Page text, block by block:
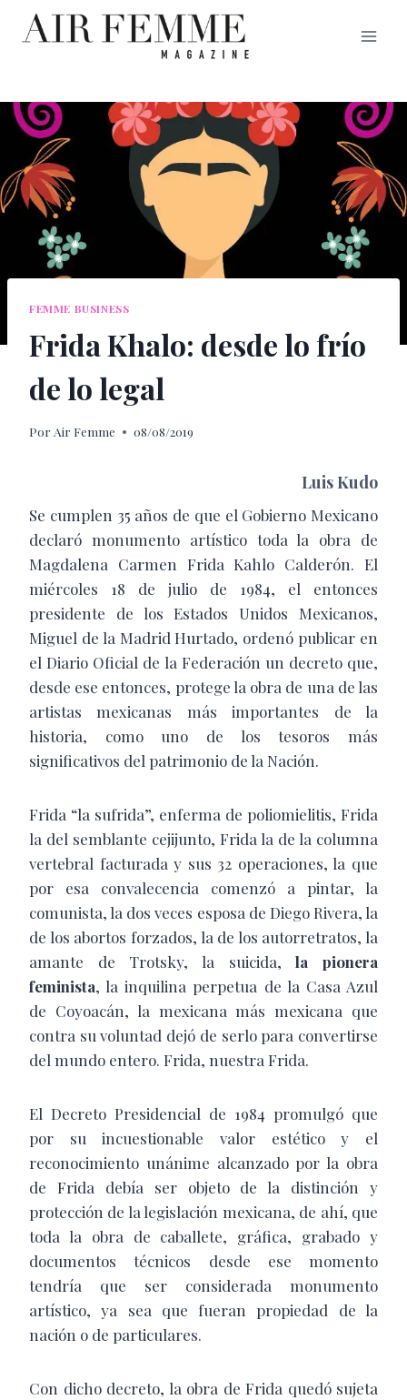
Saltar
FEMME BUSINESS
Frida Khalo: desde lo frío
de lo legal
Por Air Femme 08/08/2019
Luis Kudo
Se cumplen 35 años de que el Gobierno Mexicano
declaró monumento artístico toda la obra de
Magdalena Carmen Frida Kahlo Calderón. El
miércoles 18 de julio de 1984, el entonces
presidente de los Estados Unidos Mexicanos,
Miguel de la Madrid Hurtado, ordenó publicar en
el Diario Oficial de la Federación un decreto que,
desde ese entonces, protege la obra de una de las
artistas mexicanas más importantes de la
historia, como uno de los tesoros más
significativos del patrimonio de la Nación.
Frida “la sufrida”, enferma de poliomielitis, Frida
la del semblante cejijunto, Frida la de la columna
vertebral facturada y sus 32 operaciones, la que
por esa convalecencia comenzó a pintar, la
comunista, la dos veces esposa de Diego Rivera, la
de los abortos forzados, la de los autorretratos, la
amante de Trotsky, la suicida,la
pionera
feminista, la inquilina perpetua de la Casa Azul
de Coyoacán, la mexicana más mexicana que
contra su voluntad dejó de serlo para convertirse
del mundo entero. Frida, nuestra Frida.
El Decreto Presidencial de 1984 promulgó que
por su incuestionable valor estético y el
reconocimiento unánime alcanzado por la obra
de Frida debía ser objeto de la distinción y
protección de la legislación mexicana, de ahí, que
toda la obra de caballete, gráfica, grabado y
documentos técnicos desde ese momento
tendría que ser considerada monumento
artístico, ya sea que fueran propiedad de la
nación o de particulares.
Con dicho decreto, la obra de Frida quedó sujeta